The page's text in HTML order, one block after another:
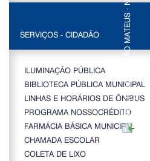
SERVIÇOS - CIDADÃO
ILUMINAÇÃO PÚBLICA
BIBLIOTECA PÚBLICA MUNICIPAL
LINHAS E HORÁRIOS DE ÔNIBUS
PROGRAMA NOSSOCRÉDITO
FARMÁCIA BÁSICA MUNICIPAL
CHAMADA ESCOLAR
COLETA DE LIXO